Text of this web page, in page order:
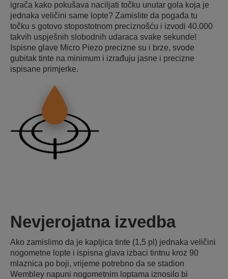
igrača kako pokušava naciljati točku unutar gola koja je
jednaka veličini same lopte? Zamislite da pogađa tu
točku s gotovo stopostotnom preciznošću i izvodi 40.000
takvih uspješnih slobodnih udaraca svake sekunde!
Ispisne glave Micro Piezo precizne su i brze, svode
gubitak tinte na minimum i izrađuju jasne i precizne
ispisane primjerke.
Nevjerojatna izvedba
Ako zamislimo da je kapljica tinte (1,5 pl) jednaka veličini
nogometne lopte i ispisna glava izbaci tintnu kroz 90
mlaznica po boji, vrijeme potrebno da se stadion
Wembley napuni nogometnim loptama iznosilo bi